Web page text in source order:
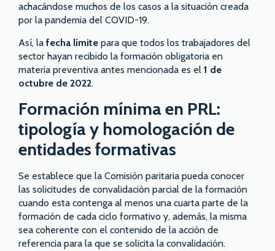
achacándose muchos de los casos a la situación creada
por la pandemia del COVID-19.
Así, la fecha límite para que todos los trabajadores del
sector hayan recibido la formación obligatoria en
materia preventiva antes mencionada es el 1 de
octubre de 2022.
Formación mínima en PRL:
tipología y homologación de
entidades formativas
Se establece que la Comisión paritaria pueda conocer
las solicitudes de convalidación parcial de la formación
cuando esta contenga al menos una cuarta parte de la
formación de cada ciclo formativo y, además, la misma
sea coherente con el contenido de la acción de
referencia para la que se solicita la convalidación.